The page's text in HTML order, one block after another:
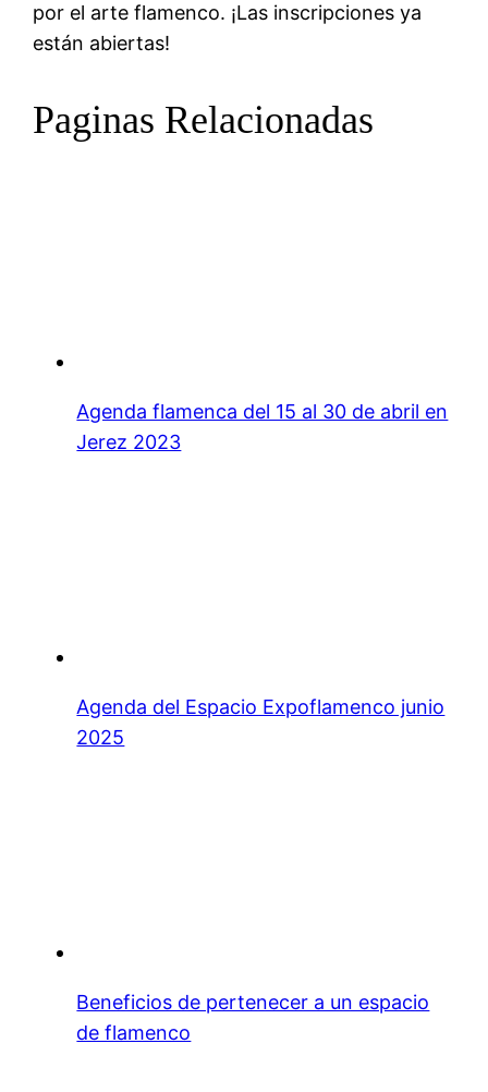
por el arte flamenco. ¡Las inscripciones ya
están abiertas!
Paginas Relacionadas
Agenda flamenca del 15 al 30 de abril en
Jerez 2023
Agenda del Espacio Expoflamenco junio
2025
Beneficios de pertenecer a un espacio
de flamenco